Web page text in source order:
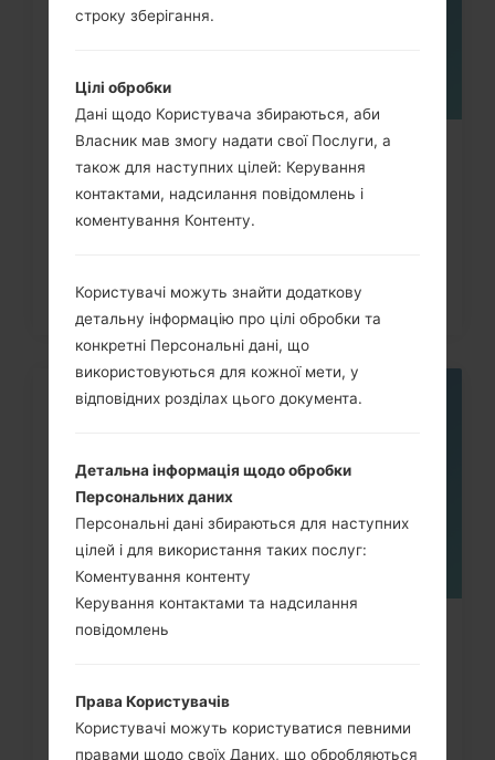
Як видалити усі дані з телефона
LG G3, G4, G5, G7 та...
Як скинути до заводських
строку зберігання.
Цілі обробки
Дані щодо Користувача збираються, аби
Власник мав змогу надати свої Послуги, а
також для наступних цілей: Керування
контактами, надсилання повідомлень і
коментування Контенту.
Користувачі можуть знайти додаткову
детальну інформацію про цілі обробки та
конкретні Персональні дані, що
використовуються для кожної мети, у
відповідних розділах цього документа.
Детальна інформація щодо обробки
Персональних даних
Персональні дані збираються для наступних
цілей і для використання таких послуг:
Коментування контенту
Керування контактами та надсилання
повідомлень
Права Користувачів
Користувачі можуть користуватися певними
правами щодо своїх Даних, що обробляються